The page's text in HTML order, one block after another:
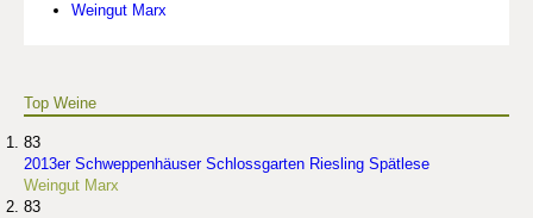
Weingut Marx
Top Weine
83
2013er Schweppenhäuser Schlossgarten Riesling Spätlese
Weingut Marx
83